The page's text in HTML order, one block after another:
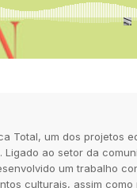
Total, um dos projetos
ao setor da
um trabalho
culturais, assim